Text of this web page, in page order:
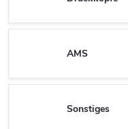
AMS
Sonstiges